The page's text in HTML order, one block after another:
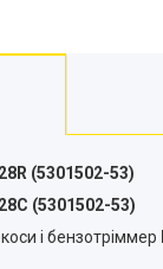
(5301502-53)
(5301502-53)
і бензотріммер